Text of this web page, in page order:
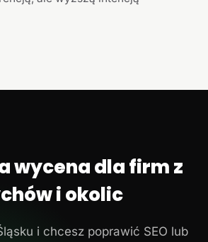
wycena dla firm z
i okolic
i chcesz poprawić SEO lub